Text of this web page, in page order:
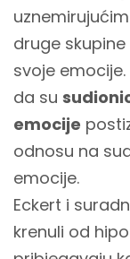
druge
svoje
da su
emocije
odnosu na
emocije.
Eckert i
krenuli od